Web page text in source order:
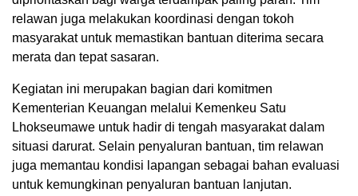
relawan juga melakukan koordinasi dengan tokoh
masyarakat untuk memastikan bantuan diterima secara
merata dan tepat sasaran.
Kegiatan ini merupakan bagian dari komitmen
Kementerian Keuangan melalui Kemenkeu Satu
Lhokseumawe untuk hadir di tengah masyarakat dalam
situasi darurat. Selain penyaluran bantuan, tim relawan
juga memantau kondisi lapangan sebagai bahan evaluasi
untuk kemungkinan penyaluran bantuan lanjutan.